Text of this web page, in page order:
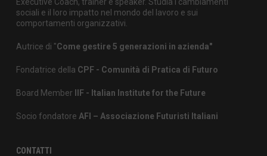
sociali e il loro impatto nel mondo del lavoro e sui
comportamenti organizzativi.
Autrice di "Come gestire 5 generazioni in azienda"
Fondatrice della CPF - Comunità di Pratica di Futuro
Board Member IIF - Italian Institute for the Future
Socio fondatore AFI – Associazione Futuristi Italiani
CONTATTI